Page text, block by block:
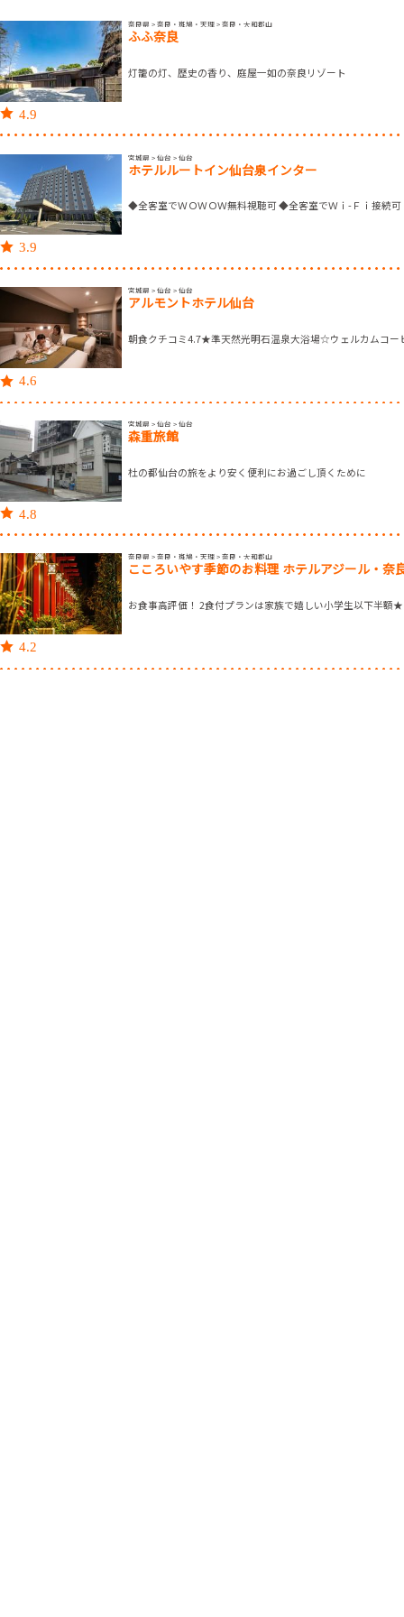
4.9
奈良県 > 奈良・斑鳩・天理 > 奈良・大和郡山
ふふ奈良
灯籠の灯、歴史の香り、庭屋一如の奈良リゾート
3.9
宮城県 > 仙台 > 仙台
ホテルルートイン仙台泉インター
◆全客室でＷＯＷＯＷ無料視聴可 ◆全客室でＷｉ-Ｆｉ接続可
4.6
宮城県 > 仙台 > 仙台
アルモントホテル仙台
朝食クチコミ4.7★準天然光明石温泉大浴場☆ウェルカムコ
4.8
宮城県 > 仙台 > 仙台
森重旅館
杜の都仙台の旅をより安く便利にお過ごし頂くために
4.2
奈良県 > 奈良・斑鳩・天理 > 奈良・大和郡山
こころいやす季節のお料理 ホテルアジール・奈
お食事高評価！ 2食付プランは家族で嬉しい小学生以下半額★